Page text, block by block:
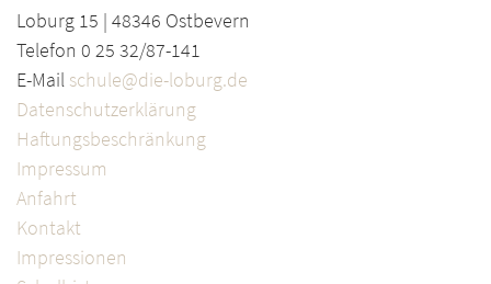
Loburg 15 | 48346 Ostbevern
Telefon 0 25 32/87-141
E-Mail schule@die-loburg.de
Datenschutzerklärung
Haftungsbeschränkung
Impressum
Anfahrt
Kontakt
Impressionen